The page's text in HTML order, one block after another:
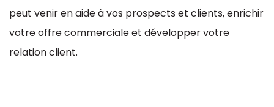
peut venir en aide à vos prospects et clients, enrichir
votre offre commerciale et développer votre
relation client.